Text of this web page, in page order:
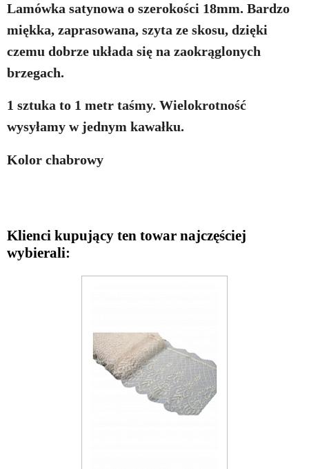
Lamówka satynowa o szerokości 18mm. Bardzo
miękka, zaprasowana, szyta ze skosu, dzięki
czemu dobrze układa się na zaokrąglonych
brzegach.
1 sztuka to 1 metr taśmy. Wielokrotność
wysyłamy w jednym kawałku.
Kolor chabrowy
Klienci kupujący ten towar najczęściej
wybierali: